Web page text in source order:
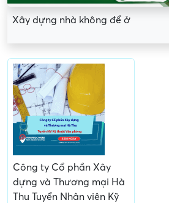
Xây dựng nhà không để ở
Công ty Cổ phần Xây
dựng và Thương mại Hà
Thu Tuyển Nhân viên Kỹ